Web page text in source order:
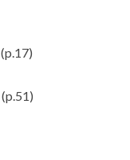
(p.17)
(p.51)